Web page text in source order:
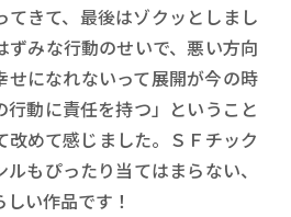
てきて、最後はゾクッとしまし
ずみな行動のせいで、悪い方向
せになれないって展開が今の時
行動に責任を持つ」ということ
改めて感じました。ＳＦチック
もぴったり当てはまらない、
い作品です！